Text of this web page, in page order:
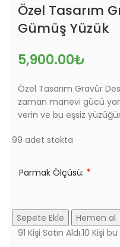
Özel Tasarım
Gümüş Yüzük
5,900.00₺
Özel Tasarım Gravür
zaman manevi gücü
verin ve bu eşsiz
99 adet stokta
Parmak Ölçüsü: *
Sepete Ekle
Hemen al
91 Kişi Satın Aldı.10 Kişi